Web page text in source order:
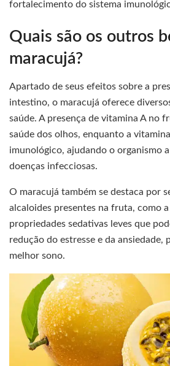
fortalecimento do sistema
Quais são os outros
maracujá?
Apartado de seus efeitos sobre a
intestino, o maracujá oferece
saúde. A presença de vitamina A no
saúde dos olhos, enquanto a
imunológico, ajudando o organismo
doenças infecciosas.
O maracujá também se destaca por
alcaloides presentes na fruta, como
propriedades sedativas leves que
redução do estresse e da ansiedade,
melhor sono.